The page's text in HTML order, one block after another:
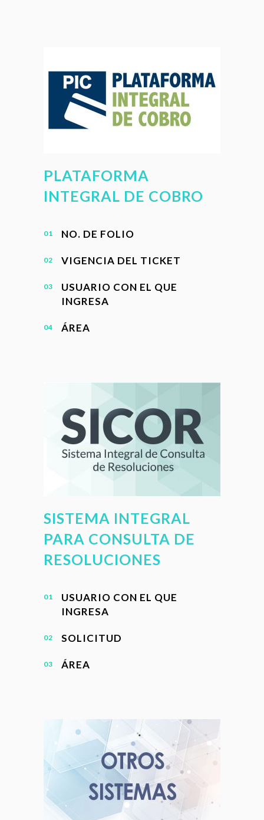
PLATAFORMA
INTEGRAL DE COBRO
NO. DE FOLIO
VIGENCIA DEL TICKET
USUARIO CON EL QUE
INGRESA
ÁREA
SISTEMA INTEGRAL
PARA CONSULTA DE
RESOLUCIONES
USUARIO CON EL QUE
INGRESA
SOLICITUD
ÁREA